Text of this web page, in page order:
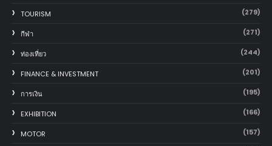
TOURISM (279)
กีฬา (271)
ท่องเที่ยว (244)
FINANCE & INVESTMENT (201)
การเงิน (195)
EXHIBITION (166)
MOTOR (157)